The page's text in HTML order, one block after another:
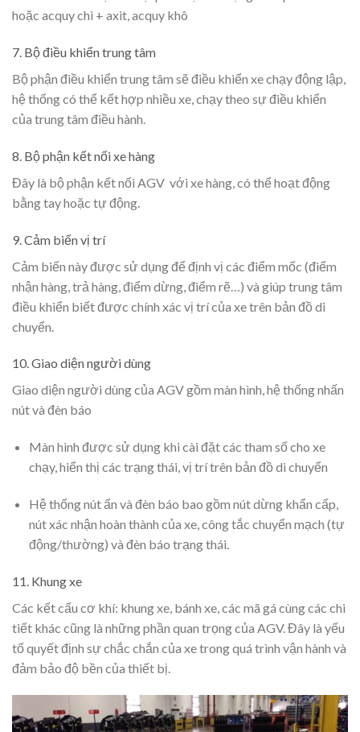
hoặc acquy chì + axit, acquy khô
7. Bộ điều khiển trung tâm
Bộ phận điều khiển trung tâm sẽ điều khiển xe chạy động lập,
hệ thống có thể kết hợp nhiều xe, chạy theo sự điều khiển
của trung tâm điều hành.
8. Bộ phận kết nối xe hàng
Đây là bộ phận kết nối AGV với xe hàng, có thể hoạt động
bằng tay hoặc tự động.
9. Cảm biến vị trí
Cảm biến này được sử dụng để định vị các điểm mốc (điểm
nhận hàng, trả hàng, điểm dừng, điểm rẽ…) và giúp trung tâm
điều khiển biết được chính xác vị trí của xe trên bản đồ di
chuyển.
10. Giao diện người dùng
Giao diện người dùng của AGV gồm màn hình, hệ thống nhấn
nút và đèn báo
Màn hình được sử dụng khi cài đặt các tham số cho xe
chạy, hiển thị các trạng thái, vị trí trên bản đồ di chuyển
Hệ thống nút ấn và đèn báo bao gồm nút dừng khẩn cấp,
nút xác nhận hoàn thành của xe, công tắc chuyển mạch (tự
động/thường) và đèn báo trạng thái.
11. Khung xe
Các kết cấu cơ khí: khung xe, bánh xe, các mã gá cùng các chi
tiết khác cũng là những phần quan trọng của AGV. Đây là yếu
tố quyết định sự chắc chắn của xe trong quá trình vận hành và
đảm bảo độ bền của thiết bị.